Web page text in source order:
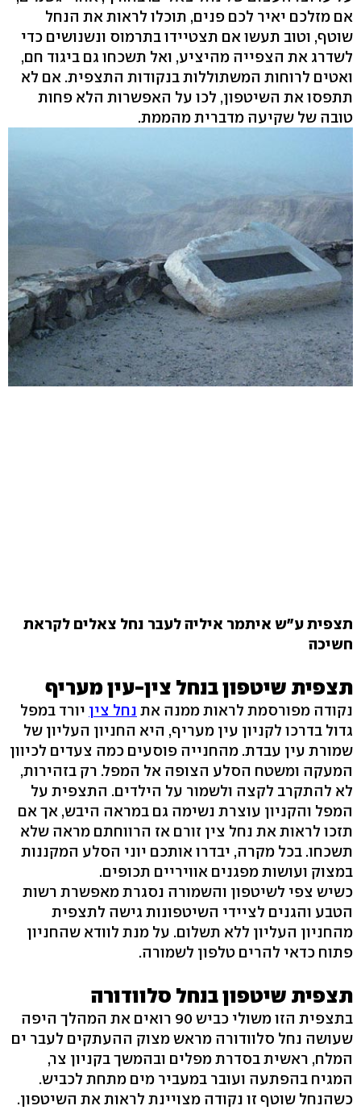
אם מזלכם יאיר לכם פנים, תוכלו לראות את הנחל
שוטף, וטוב תעשו אם תצטיידו בתרמוס ונשנושים כדי
לשדרג את הצפייה מהיציע, ואל תשכחו גם ביגוד חם,
ואטים לרוחות המשתוללות בנקודות התצפית. אם לא
תתפסו את השיטפון, לכו על האפשרות הלא פחות
טובה של שקיעה מדברית מהממת.
תצפית ע"ש איתמר איליה לעבר נחל צאלים לקראת
חשיכה
תצפית שיטפון בנחל צין-עין מעריף
נקודה מפורסמת לראות ממנה את נחל צין יורד במפל
גדול בדרכו לקניון עין מעריף, היא החניון העליון של
שמורת עין עבדת. מהחנייה פוסעים כמה צעדים לכיוון
המעקה ומשטח הסלע הצופה אל המפל. רק בזהירות,
לא להתקרב לקצה ולשמור על הילדים. התצפית על
המפל והקניון עוצרת נשימה גם במראה היבש, אך אם
תזכו לראות את נחל צין זורם אז הרווחתם מראה שלא
תשכחו. בכל מקרה, יבדרו אותכם יוני הסלע המקננות
במצוק ועושות מפגנים אוויריים תכופים.
כשיש צפי לשיטפון והשמורה נסגרת מאפשרת רשות
הטבע והגנים לציידי השיטפונות גישה לתצפית
מהחניון העליון ללא תשלום. על מנת לוודא שהחניון
פתוח כדאי להרים טלפון לשמורה.
תצפית שיטפון בנחל סלוודורה
בתצפית הזו משולי כביש 90 רואים את המהלך היפה
שעושה נחל סלוודורה מראש מצוק ההעתקים לעבר ים
המלח, ראשית בסדרת מפלים ובהמשך בקניון צר,
המגיח בהפתעה ועובר במעביר מים מתחת לכביש.
כשהנחל שוטף זו נקודה מצויינת לראות את השיטפון.